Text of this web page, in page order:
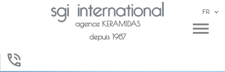
agence KERAMIDAS
depuis 1987
FR